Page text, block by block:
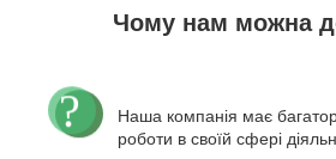
Чому нам можна
Наша компанія має
роботи в своїй сфері